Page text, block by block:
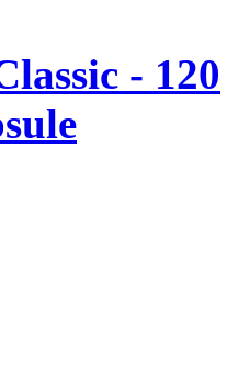
- 120